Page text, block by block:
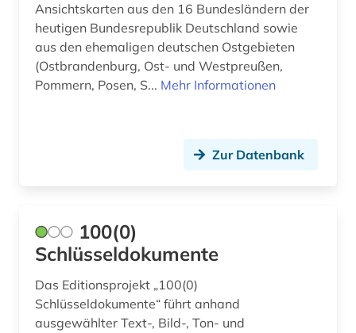
apartheid (3)
apologetik (1)
apostolische pönitentiarie (1)
arabisch (10)
arabische staaten (3)
arabistik (5)
arbeit (1)
Ansichtskarten aus den 16 Bundesländern der
heutigen Bundesrepublik Deutschland sowie
aus den ehemaligen deutschen Ostgebieten
(Ostbrandenburg, Ost- und Westpreußen,
Pommern, Posen, S... Mehr Informationen
Zur Datenbank
100(0)
Schlüsseldokumente
Das Editionsprojekt „100(0)
Schlüsseldokumente“ führt anhand
ausgewählter Text-, Bild-, Ton- und